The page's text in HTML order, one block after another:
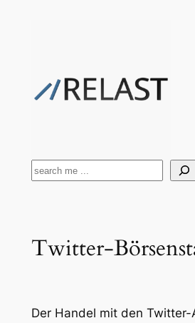
Suchen
Twitter-
Der Handel mit den